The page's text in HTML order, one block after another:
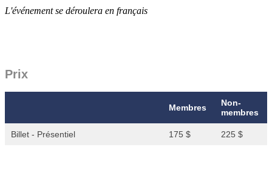
L'événement se déroulera en français
Prix
Membres
Non-
membres
Billet - Présentiel 175 $ 225 $